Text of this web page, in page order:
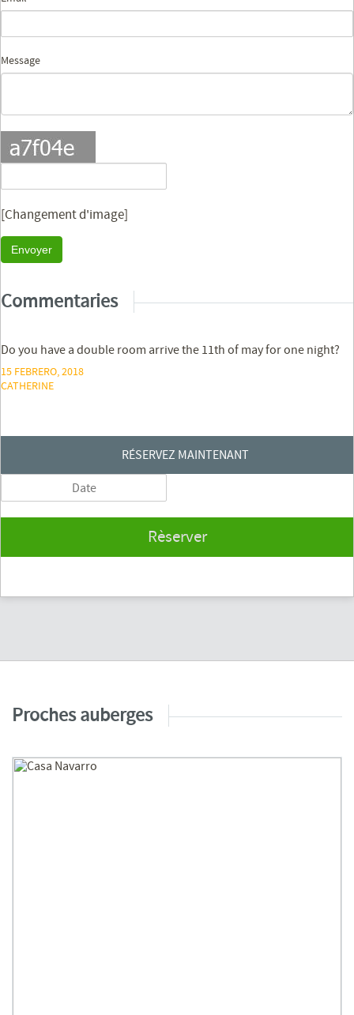
Message
[Changement d'image]
Envoyer
Commentaries
Do you have a double room arrive the 11th of may for one night?
15 FEBRERO, 2018
CATHERINE
RÉSERVEZ MAINTENANT
Rèserver
Proches auberges